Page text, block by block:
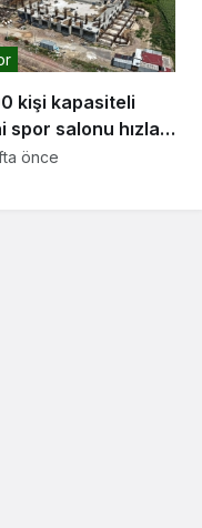
kişi kapasiteli
spor salonu hızla
“Salon
önce